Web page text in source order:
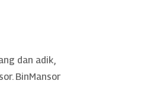
dan adik,
BinMansor